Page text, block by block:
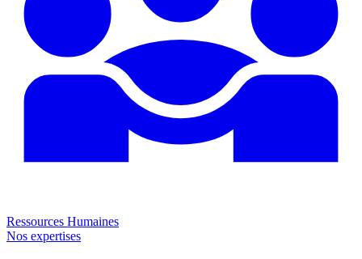
Ressources Humaines
Nos expertises